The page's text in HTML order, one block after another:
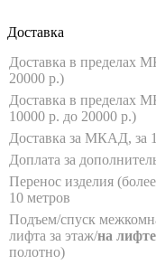
Доставка
Доставка в пределах
20000 р.)
Доставка в пределах
10000 р. до 20000 р.)
Доставка за МКАД, за
Доплата за
Перенос изделия
10 метров
Подъем/спуск
лифта за этаж/на лифте
полотно)